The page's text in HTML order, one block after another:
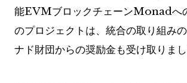
能EVMブロックチェーンMonadへ
のプロジェクトは、統合の取り組み
ナド財団からの奨励金も受け取りまし